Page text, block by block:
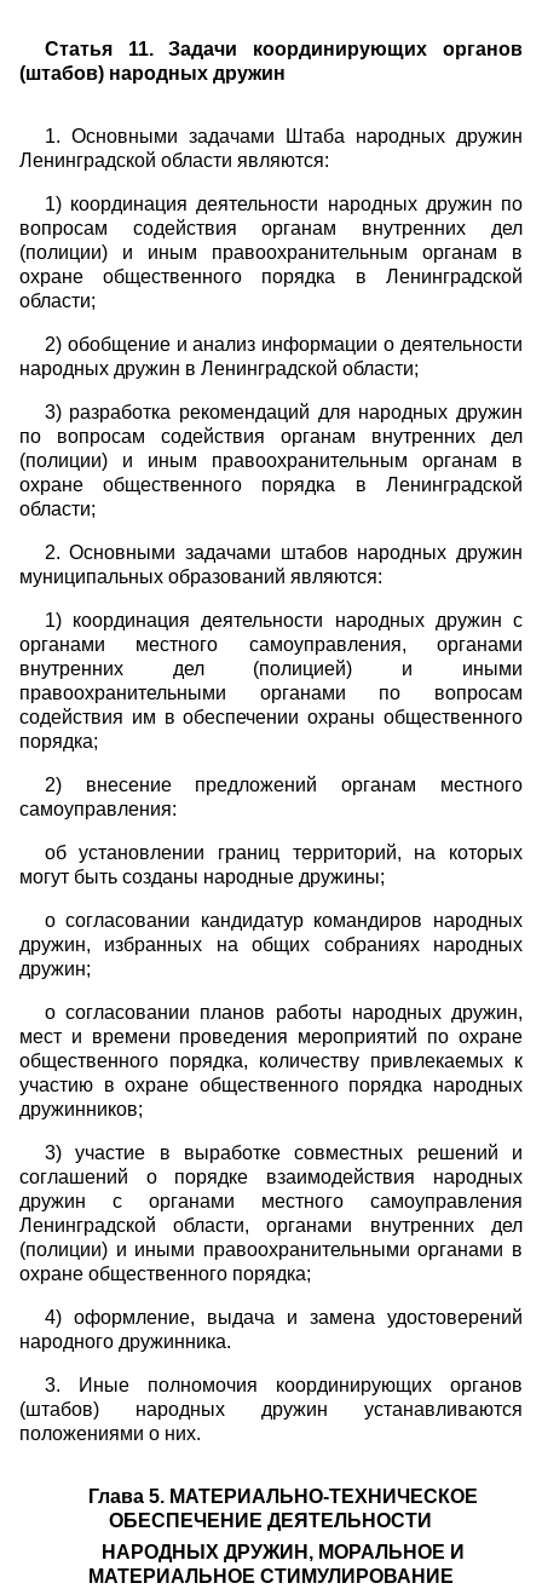
Статья 11. Задачи координирующих органов
(штабов) народных дружин
1. Основными задачами Штаба народных дружин
Ленинградской области являются:
1) координация деятельности народных дружин по
вопросам содействия органам внутренних дел
(полиции) и иным правоохранительным органам в
охране общественного порядка в Ленинградской
области;
2) обобщение и анализ информации о деятельности
народных дружин в Ленинградской области;
3) разработка рекомендаций для народных дружин
по вопросам содействия органам внутренних дел
(полиции) и иным правоохранительным органам в
охране общественного порядка в Ленинградской
области;
2. Основными задачами штабов народных дружин
муниципальных образований являются:
1) координация деятельности народных дружин с
органами местного самоуправления, органами
внутренних дел (полицией) и иными
правоохранительными органами по вопросам
содействия им в обеспечении охраны общественного
порядка;
2) внесение предложений органам местного
самоуправления:
об установлении границ территорий, на которых
могут быть созданы народные дружины;
о согласовании кандидатур командиров народных
дружин, избранных на общих собраниях народных
дружин;
о согласовании планов работы народных дружин,
мест и времени проведения мероприятий по охране
общественного порядка, количеству привлекаемых к
участию в охране общественного порядка народных
дружинников;
3) участие в выработке совместных решений и
соглашений о порядке взаимодействия народных
дружин с органами местного самоуправления
Ленинградской области, органами внутренних дел
(полиции) и иными правоохранительными органами в
охране общественного порядка;
4) оформление, выдача и замена удостоверений
народного дружинника.
3. Иные полномочия координирующих органов
(штабов) народных дружин устанавливаются
положениями о них.
Глава 5. МАТЕРИАЛЬНО-ТЕХНИЧЕСКОЕ
ОБЕСПЕЧЕНИЕ ДЕЯТЕЛЬНОСТИ
НАРОДНЫХ ДРУЖИН, МОРАЛЬНОЕ И
МАТЕРИАЛЬНОЕ СТИМУЛИРОВАНИЕ